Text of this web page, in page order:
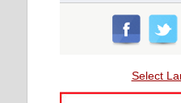
Select